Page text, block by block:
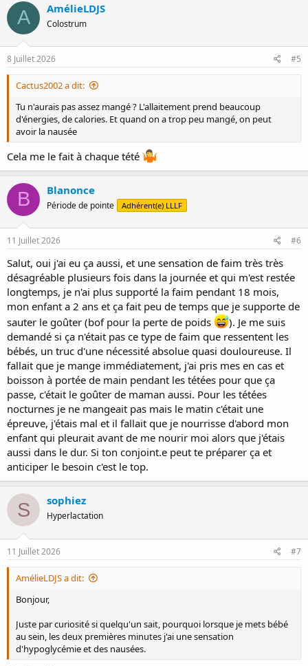
A AmélieLDJS
Colostrum
8 Juillet 2026 #5
Cactus2002 a dit:
Tu n'aurais pas assez mangé ? L'allaitement prend beaucoup
d'énergies, de calories. Et quand on a trop peu mangé, on peut
avoir la nausée
Cela me le fait à chaque tété
B Blanonce
Période de pointe Adhérent(e) LLLF
11 Juillet 2026 #6
Salut, oui j'ai eu ça aussi, et une sensation de faim très très
désagréable plusieurs fois dans la journée et qui m'est restée
longtemps, je n'ai plus supporté la faim pendant 18 mois,
mon enfant a 2 ans et ça fait peu de temps que je supporte de
sauter le goûter (bof pour la perte de poids
). Je me suis
demandé si ça n'était pas ce type de faim que ressentent les
bébés, un truc d'une nécessité absolue quasi douloureuse. Il
fallait que je mange immédiatement, j'ai pris mes en cas et
boisson à portée de main pendant les tétées pour que ça
passe, c'était le goûter de maman aussi. Pour les tétées
nocturnes je ne mangeait pas mais le matin c'était une
épreuve, j'étais mal et il fallait que je nourrisse d'abord mon
enfant qui pleurait avant de me nourir moi alors que j'étais
aussi dans le dur. Si ton conjoint.e peut te préparer ça et
anticiper le besoin c'est le top.
S sophiez
Hyperlactation
11 Juillet 2026 #7
AmélieLDJS a dit:
Bonjour,
Juste par curiosité si quelqu'un sait, pourquoi lorsque je mets bébé
au sein, les deux premières minutes j'ai une sensation
d'hypoglycémie et des nausées.